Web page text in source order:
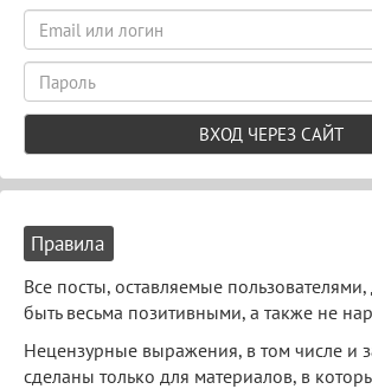
Правила
Все посты, оставляемые
быть весьма позитивными, а также не
Нецензурные выражения, в том числе и
сделаны только для материалов, в